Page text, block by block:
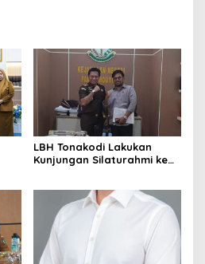
LBH Tonakodi Lakukan
Kunjungan Silaturahmi ke